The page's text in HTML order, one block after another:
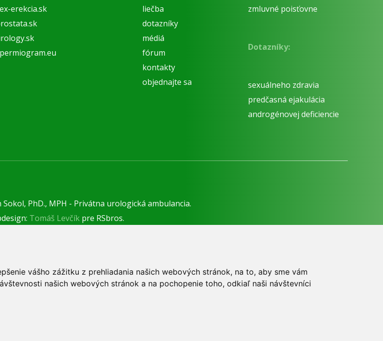
vášho zážitku z prehliadania našich webových stránok, na to, aby sme vám
našich webových stránok a na pochopenie toho, odkiaľ naši návštevníci
erekcia.sk
liečba
dotazníky
médiá
fórum
kontakty
objednajte sa
zmluvné poisťovne
Dotazníky:
sexuálneho zdravia
predčasná ejakulácia
androgénovej deficiencie
Sokol, PhD., MPH - Privátna urologická ambulancia.
Tomáš Levčíkpre RSbros.
a jeho umiestnením na iný web porušíte práva MUDr. Romana Sokola, PhD., MPH, ako aj